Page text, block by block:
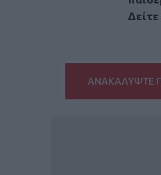
Δείτε
ΑΝΑΚΑΛΥΨΤΕ